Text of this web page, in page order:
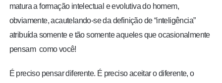
matura a formação intelectual e evolutiva do homem,
obviamente, acautelando-se da definição de “inteligência”
atribuída somente e tão somente aqueles que ocasionalmente
pensam como você!
É preciso pensar diferente. É preciso aceitar o diferente, o